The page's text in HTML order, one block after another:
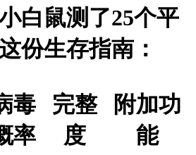
白鼠测了25个平
份生存指南：
毒
率
完整
度
附加功
能